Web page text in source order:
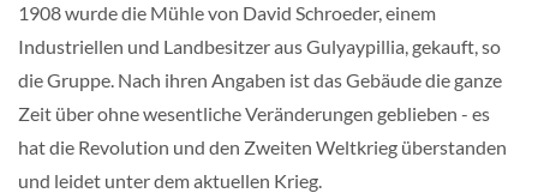
1908 wurde die Mühle von David Schroeder, einem
Industriellen und Landbesitzer aus Gulyaypillia, gekauft, so
die Gruppe. Nach ihren Angaben ist das Gebäude die ganze
Zeit über ohne wesentliche Veränderungen geblieben - es
hat die Revolution und den Zweiten Weltkrieg überstanden
und leidet unter dem aktuellen Krieg.